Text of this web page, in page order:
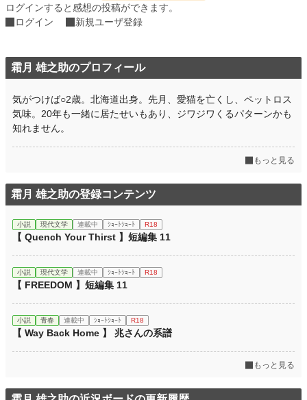
ログインすると感想の投稿ができます。
ログイン
新規ユーザ登録
霜月 雄之助のプロフィール
気がつけば○2歳。北海道出身。先月、愛猫を亡くし、ペットロス
気味。20年も一緒に居たせいもあり、ジワジワくるパターンかも
知れません。
もっと見る
霜月 雄之助の登録コンテンツ
小説 現代文学 連載中 ｼｮｰﾄｼｮｰﾄ R18
【 Quench Your Thirst 】短編集 11
小説 現代文学 連載中 ｼｮｰﾄｼｮｰﾄ R18
【 FREEDOM 】短編集 11
小説 青春 連載中 ｼｮｰﾄｼｮｰﾄ R18
【 Way Back Home 】 兆さんの系譜
もっと見る